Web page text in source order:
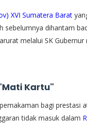
XVI Sumatera Barat
dihantam
melalui SK
Kartu"
bagi prestasi
tidak masuk dalam